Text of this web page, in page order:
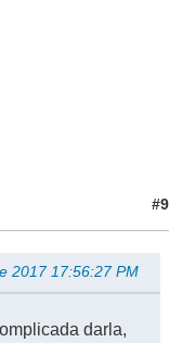
#9
2017 17:56:27 PM
darla,